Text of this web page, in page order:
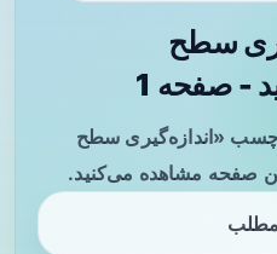
سطح
- صفحه 1
«اندازه‌گیری سطح
صفحه مشاهده می‌کنید.